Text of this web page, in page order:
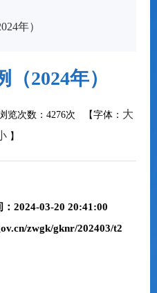
年）
2024年）
览次数： 4276次 【字体： 大
】
2024-03-20 20:41:00
zwgk/gknr/202403/t2